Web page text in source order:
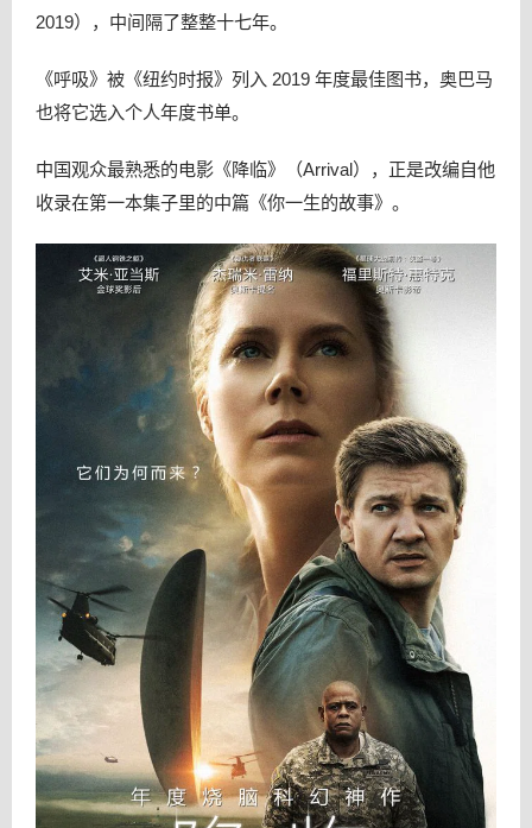
2019），中间隔了整整十七年。
《呼吸》被《纽约时报》列入 2019 年度最佳图书，奥巴马
也将它选入个人年度书单。
中国观众最熟悉的电影《降临》（Arrival），正是改编自他
收录在第一本集子里的中篇《你一生的故事》。